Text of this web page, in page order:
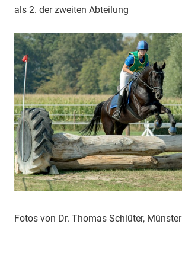
als 2. der zweiten Abteilung
Fotos von Dr. Thomas Schlüter, Münster